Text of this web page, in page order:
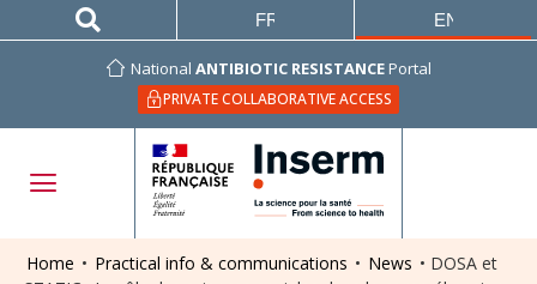
National ANTIBIOTIC RESISTANCEPortal
PRIVATE COLLABORATIVE ACCESS
FRANÇAIS ENGLISH
Home • Practical info & communications • News • DOSA et